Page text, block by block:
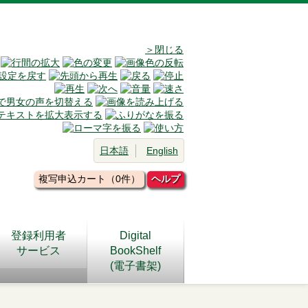
＞閉じる
日本語 English
複写申込カート（0件） ヘルプ
登録利用者
サービス
Digital
BookShelf
(電子書架)